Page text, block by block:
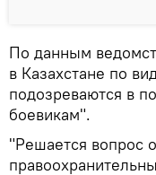
По данным
в Казахстане по
подозреваются в
боевикам".
"Решается вопрос